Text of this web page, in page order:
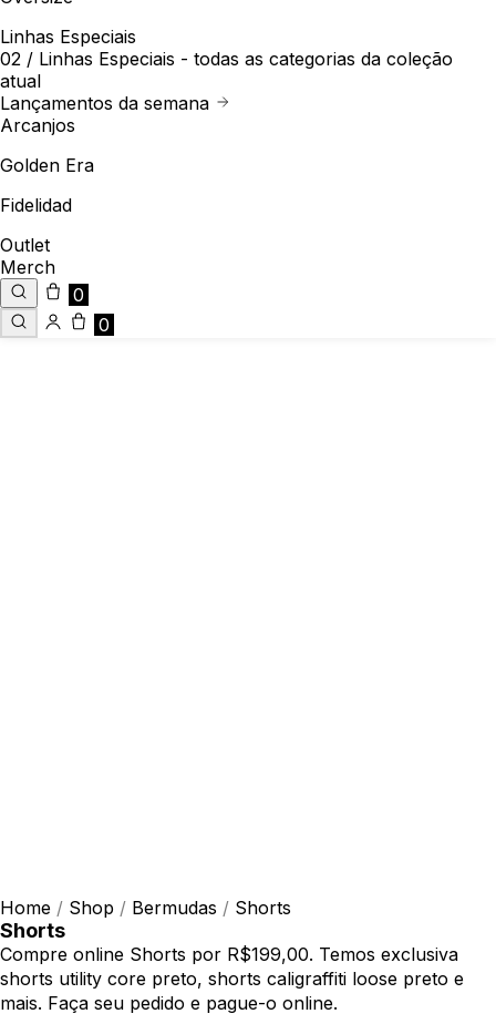
Linhas Especiais
02 / Linhas Especiais - todas as categorias da coleção
atual
Lançamentos da semana
Arcanjos
Golden Era
Fidelidad
Outlet
Merch
0
0
Home / Shop / Bermudas / Shorts
Shorts
Compre online Shorts por R$199,00. Temos exclusiva
shorts utility core preto, shorts caligraffiti loose preto e
mais. Faça seu pedido e pague-o online.